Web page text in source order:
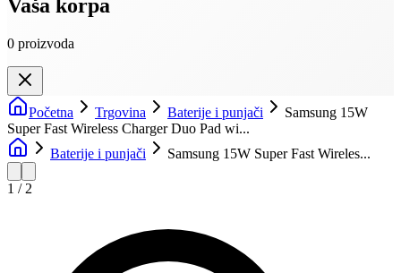
Vaša korpa
0 proizvoda
Početna Trgovina Baterije i punjači
Samsung 15W
Super Fast Wireless Charger Duo Pad wi...
Baterije i punjači
Samsung 15W Super Fast Wireles...
1 / 2